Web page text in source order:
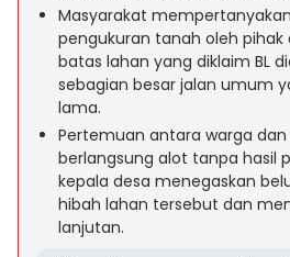
Masyarakat
pengukuran tanah oleh pihak
batas lahan yang diklaim BL
sebagian besar jalan umum
lama.
Pertemuan antara warga
berlangsung alot tanpa hasil
kepala desa menegaskan
hibah lahan tersebut dan
lanjutan.